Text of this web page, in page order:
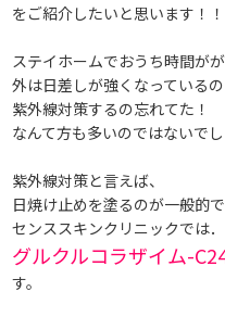
をご紹介したいと思います！！
ステイホームでおうち時間がが
外は日差しが強くなっている
紫外線対策するの忘れてた！
なんて方も多いのではないで
紫外線対策と言えば、
日焼け止めを塗るのが一般的で
センススキンクリニックでは ．
グルクルコラザイム-
す。